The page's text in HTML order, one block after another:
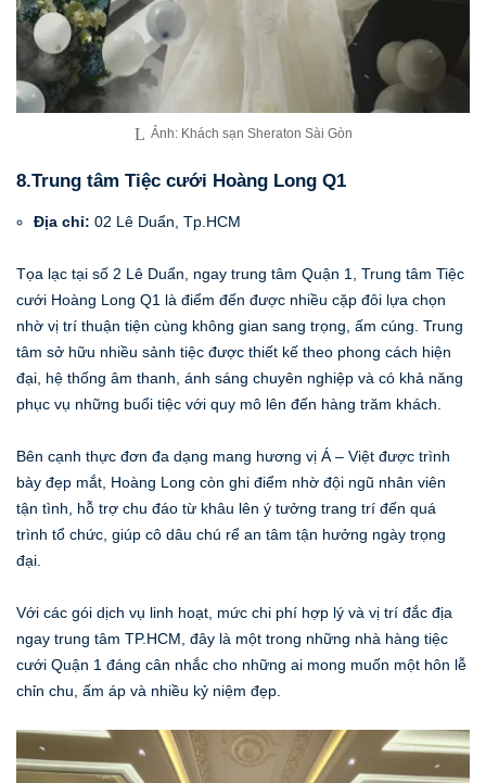
Ảnh: Khách sạn Sheraton Sài Gòn
8.Trung tâm Tiệc cưới Hoàng Long Q1
Địa chỉ: 02 Lê Duẩn, Tp.HCM
Tọa lạc tại số 2 Lê Duẩn, ngay trung tâm Quận 1, Trung tâm Tiệc
cưới Hoàng Long Q1 là điểm đến được nhiều cặp đôi lựa chọn
nhờ vị trí thuận tiện cùng không gian sang trọng, ấm cúng. Trung
tâm sở hữu nhiều sảnh tiệc được thiết kế theo phong cách hiện
đại, hệ thống âm thanh, ánh sáng chuyên nghiệp và có khả năng
phục vụ những buổi tiệc với quy mô lên đến hàng trăm khách.
Bên cạnh thực đơn đa dạng mang hương vị Á – Việt được trình
bày đẹp mắt, Hoàng Long còn ghi điểm nhờ đội ngũ nhân viên
tận tình, hỗ trợ chu đáo từ khâu lên ý tưởng trang trí đến quá
trình tổ chức, giúp cô dâu chú rể an tâm tận hưởng ngày trọng
đại.
Với các gói dịch vụ linh hoạt, mức chi phí hợp lý và vị trí đắc địa
ngay trung tâm TP.HCM, đây là một trong những nhà hàng tiệc
cưới Quận 1 đáng cân nhắc cho những ai mong muốn một hôn lễ
chỉn chu, ấm áp và nhiều kỷ niệm đẹp.